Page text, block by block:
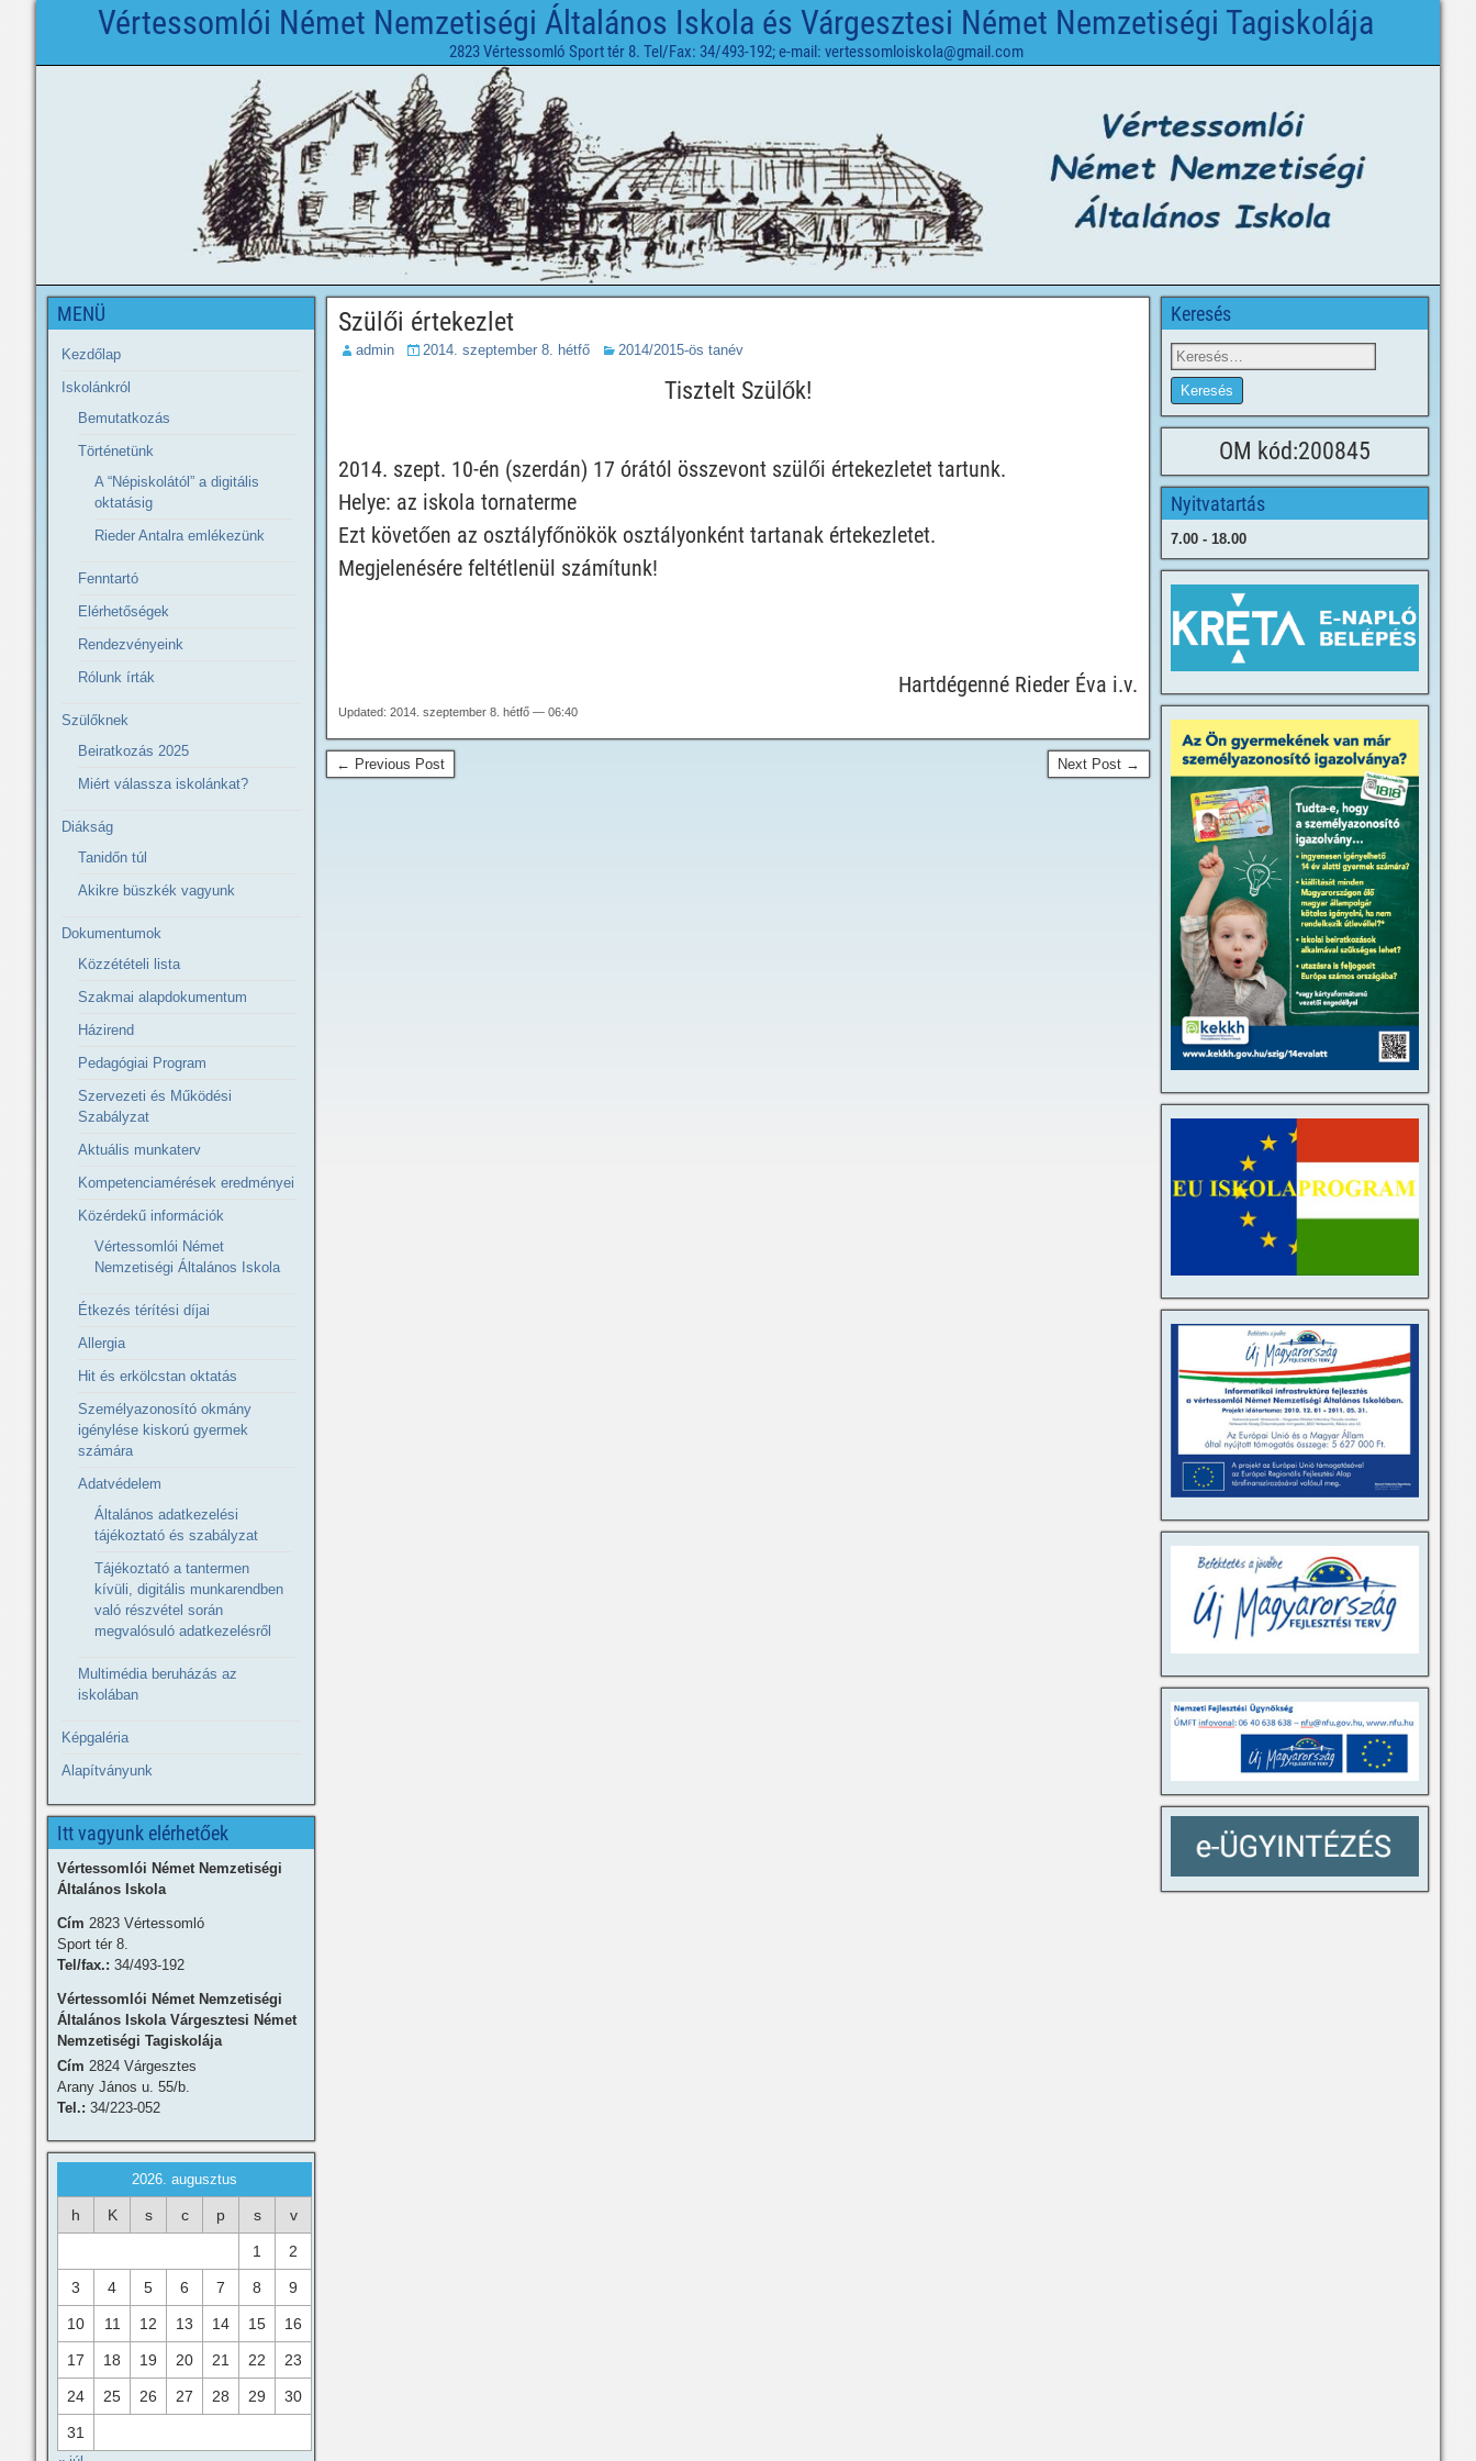
Vértessomlói Német Nemzetiségi Általános Iskola és Várgesztesi Német Nemzetiségi Tagiskolája
2823 Vértessomló Sport tér 8. Tel/Fax: 34/493-192; e-mail: vertessomloiskola@gmail.com
Szülői értekezlet
admin 2014. szeptember 8. hétfő 2014/2015-ös tanév
Tisztelt Szülők!
2014. szept. 10-én (szerdán) 17 órától összevont szülői értekezletet tartunk.
Helye: az iskola tornaterme
Ezt követően az osztályfőnökök osztályonként tartanak értekezletet.
Megjelenésére feltétlenül számítunk!
Hartdégenné Rieder Éva i.v.
Updated: 2014. szeptember 8. hétfő — 06:40
← Previous Post Next Post →
MENÜ
Kezdőlap
Iskolánkról
Bemutatkozás
Történetünk
A “Népiskolától” a digitális
oktatásig
Rieder Antalra emlékezünk
Fenntartó
Elérhetőségek
Rendezvényeink
Rólunk írták
Szülőknek
Beiratkozás 2025
Miért válassza iskolánkat?
Diákság
Tanidőn túl
Akikre büszkék vagyunk
Dokumentumok
Közzétételi lista
Szakmai alapdokumentum
Házirend
Pedagógiai Program
Szervezeti és Működési
Szabályzat
Aktuális munkaterv
Kompetenciamérések eredményei
Közérdekű információk
Vértessomlói Német
Nemzetiségi Általános Iskola
Étkezés térítési díjai
Allergia
Hit és erkölcstan oktatás
Személyazonosító okmány
igénylése kiskorú gyermek
számára
Adatvédelem
Általános adatkezelési
tájékoztató és szabályzat
Tájékoztató a tantermen
kívüli, digitális munkarendben
való részvétel során
megvalósuló adatkezelésről
Multimédia beruházás az
iskolában
Képgaléria
Alapítványunk
Itt vagyunk elérhetőek
Vértessomlói Német Nemzetiségi
Általános Iskola
Cím 2823 Vértessomló
Sport tér 8.
Tel/fax.: 34/493-192
Vértessomlói Német Nemzetiségi
Általános Iskola Várgesztesi Német
Nemzetiségi Tagiskolája
Cím 2824 Várgesztes
Arany János u. 55/b.
Tel.: 34/223-052
2026. augusztus
h K s c p s v
1 2
3 4 5 6 7 8 9
10 11 12 13 14 15 16
17 18 19 20 21 22 23
24 25 26 27 28 29 30
31
Keresés
OM kód:200845
Nyitvatartás
7.00 - 18.00